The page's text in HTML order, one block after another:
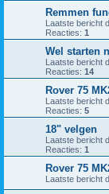
Remmen
Laatste bericht
Reacties: 1
Wel starten
Laatste bericht
Reacties: 14
Rover 75
Laatste bericht
Reacties: 5
18" velgen
Laatste bericht
Reacties: 1
Rover 75
Laatste bericht